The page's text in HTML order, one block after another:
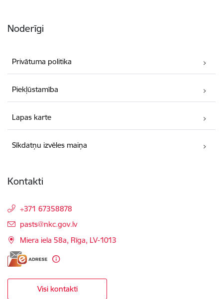
Noderīgi
Privātuma politika
Piekļūstamība
Lapas karte
Sīkdatņu izvēles maiņa
Kontakti
+371 67358878
E-pasts:
pasts@nkc.gov.lv
Miera iela 58a, Rīga, LV-1013
Visi kontakti